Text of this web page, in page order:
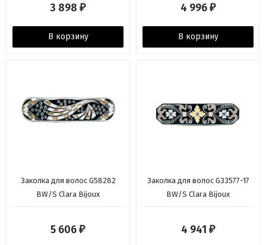
3 898 ₽
В корзину
4 996 ₽
В корзину
Заколка для волос G58282
BW/S Clara Bijoux
5 606 ₽
Заколка для волос G33577-17
BW/S Clara Bijoux
4 941 ₽